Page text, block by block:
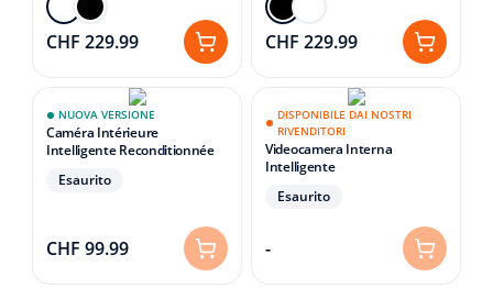
CHF 229.99 CHF 229.99
NUOVA VERSIONE
Caméra Intérieure
Intelligente Reconditionnée
Esaurito
CHF 99.99
DISPONIBILE DAI NOSTRI
RIVENDITORI
Videocamera Interna
Intelligente
Esaurito
-